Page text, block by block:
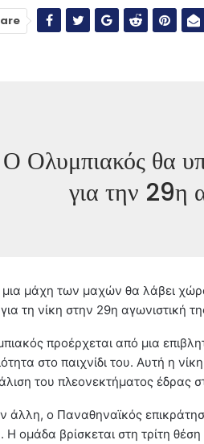
Ο Ολυμπιακός θα
για την 29η
μάχη των μαχών θα λάβει
τη νίκη στην 29η αγωνιστική
προέρχεται από μια
στο παιχνίδι του. Αυτή η
του πλεονεκτήματος έδρας
άλλη, ο Παναθηναϊκός
Η ομάδα βρίσκεται στη τρίτη